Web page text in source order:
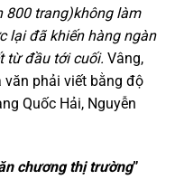
800 trang)không làm
lại đã khiến hàng ngàn
từ đầu tới cuối. Vâng,
văn phải viết bằng độ
Quốc Hải, Nguyễn
chương thị trường”